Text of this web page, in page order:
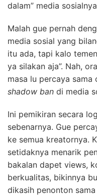
dalam” media
Malah gue pernah
media sosial yang
itu ada, tapi kalo
ya silakan aja”. Nah,
masa lu percaya
shadow ban di media
Ini pemikiran secara
sebenarnya. Gue
ke semua kreatornya.
setidaknya menarik
bakalan dapet views,
berkualitas, bikinnya
dikasih penonton